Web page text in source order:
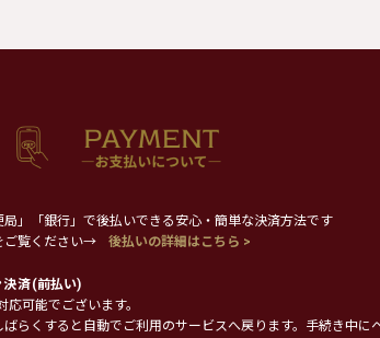
」「銀行」で後払いできる安心・簡単な決済方法です
ご覧ください→
後払いの詳細はこちら >
済(前払い)
可能でございます。
らくすると自動でご利用のサービスへ戻ります。手続き中に